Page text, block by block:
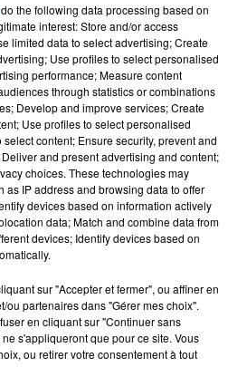
do the following data processing based on
interest: Store and/or access
limited data to select advertising; Create
Use profiles to select personalised
performance; Measure content
through statistics or combinations
Develop and improve services; Create
Use profiles to select personalised
content; Ensure security, prevent and
and present advertising and content;
choices. These technologies may
as IP address and browsing data to offer
devices based on information actively
data; Match and combine data from
devices; Identify devices based on
sur "Accepter et fermer", ou affiner en
ou partenaires dans "Gérer mes choix".
en cliquant sur "Continuer sans
s'appliqueront que pour ce site. Vous
ou retirer votre consentement à tout